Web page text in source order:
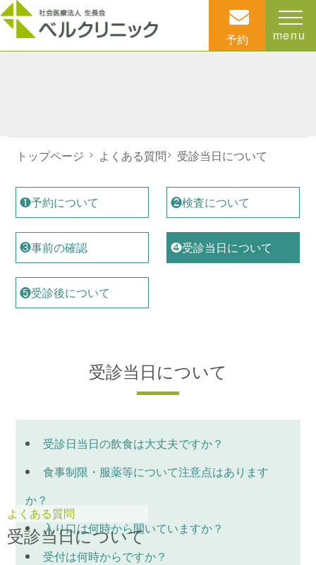
予約 menu
よくある質問
受診当日について
トップページ > よくある質問> 受診当日について
❶予約について ❷検査について
❸事前の確認 ❹受診当日について
❺受診後について
受診当日について
受診日当日の飲食は大丈夫ですか？
食事制限・服薬等について注意点はあります
か？
入り口は何時から開いていますか？
受付は何時からですか？